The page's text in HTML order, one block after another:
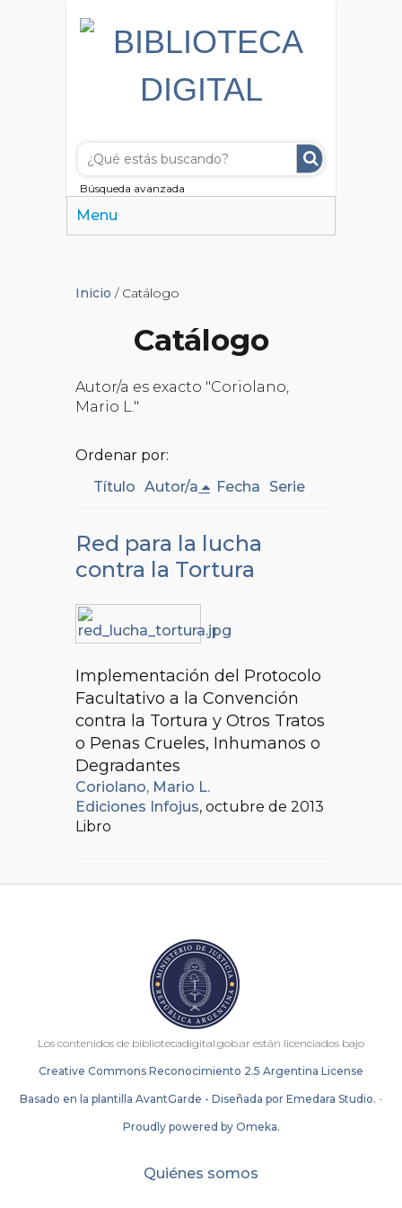
Búsqueda avanzada
Menu
Inicio / Catálogo
Catálogo
Autor/a es exacto "Coriolano,
Mario L."
Ordenar por:
Título Autor/a Fecha Serie
Red para la lucha
contra la Tortura
Implementación del Protocolo
Facultativo a la Convención
contra la Tortura y Otros Tratos
o Penas Crueles, Inhumanos o
Degradantes
Coriolano, Mario L.
Ediciones Infojus, octubre de 2013
Libro
Los contenidos de bibliotecadigital.gob.ar están licenciados bajo
Creative Commons Reconocimiento 2.5 Argentina License
Basado en la plantilla AvantGarde - Diseñada por Emedara Studio. -
Proudly powered by Omeka.
Quiénes somos